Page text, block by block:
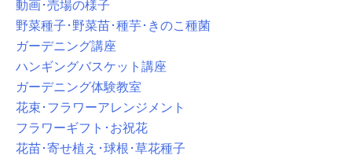
動画･売場の様子
野菜種子･野菜苗･種芋･きのこ種菌
ガーデニング講座
ハンギングバスケット講座
ガーデニング体験教室
花束･フラワーアレンジメント
フラワーギフト･お祝花
花苗･寄せ植え･球根･草花種子